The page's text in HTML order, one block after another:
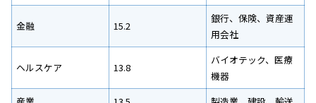
金融 15.2
銀行、保険、資産運
用会社
ヘルスケア 13.8
バイオテック、医療
機器